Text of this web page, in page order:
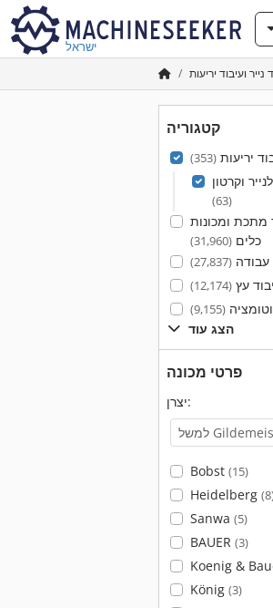
ישראל
נייר ועיבוד יריעות
קטגוריה
יריעות(353)
וקרטון
(63)
מתכת ומכונות
כלים(31,960)
עבודה(27,837)
עץ(12,174)
(9,155)
הצג עוד
פרטי מכונה
יצרן:
Bobst (15)
Heidelberg
Sanwa (5)
BAUER (3)
Koenig &
König (3)